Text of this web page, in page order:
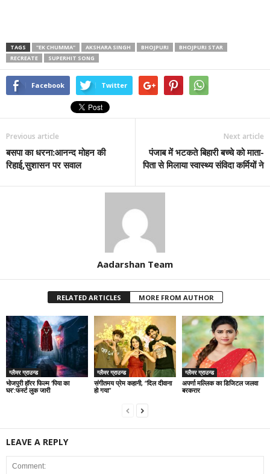
TAGS "EK CHUMMA" AKSHARA SINGH BHOJPURI
BHOJPURI STAR
RECREATE
SUPERHIT SONG
Facebook Twitter
Previous article
बसपा का धरना:आनन्द मोहन की
रिहाई,सुशासन पर सवाल
Next article
पंजाब में भटकते बिहारी बच्चे को माता-
पिता से मिलाया स्वास्थ्य संविदा कर्मियों ने
Aadarshan Team
RELATED ARTICLES MORE FROM AUTHOR
ग्लैमर ग्राउन्ड
भोजपुरी हॉरर फिल्म ‘पिया का
घर’:फर्स्ट लुक जारी
ग्लैमर ग्राउन्ड
संगीतमय प्रेम कहानी, “दिल दीवाना
हो गया”
ग्लैमर ग्राउन्ड
अपर्णा मल्लिक का डिजिटल जलवा
बरकरार
LEAVE A REPLY